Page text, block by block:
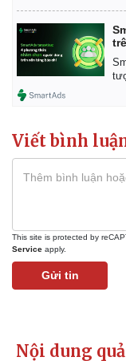
Viết bình
This site is protected by
Service apply.
Gửi tin